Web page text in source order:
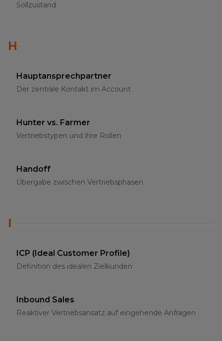
Sollzustand
H
Hauptansprechpartner
Der zentrale Kontakt im Account
Hunter vs. Farmer
Vertriebstypen und ihre Rollen
Handoff
Übergabe zwischen Vertriebsphasen
I
ICP (Ideal Customer Profile)
Definition des idealen Zielkunden
Inbound Sales
Reaktiver Vertriebsansatz auf eingehende Anfragen